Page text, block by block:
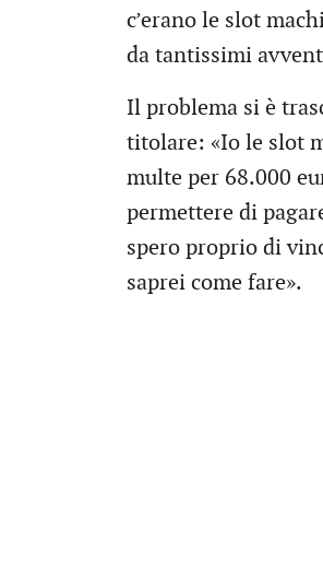
c’erano le slot
da tantissimi
Il problema si è
titolare: «Io le slot
multe per 68.000
permettere di
spero proprio di
saprei come fare».